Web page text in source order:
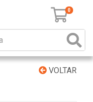
0
VOLTAR